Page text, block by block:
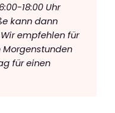
18:00 Uhr
kann dann
empfehlen für
Morgenstunden
für einen